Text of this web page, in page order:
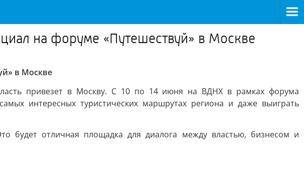
на форуме «Путешествуй» в Москве
в Москве
привезет в Москву. С 10 по 14 июня на ВДНХ в рамках форума
интересных туристических маршрутах региона и даже выиграть
будет отличная площадка для диалога между властью, бизнесом и